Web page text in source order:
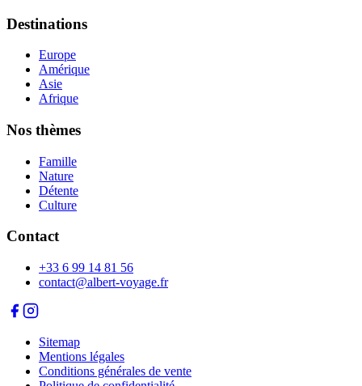
Destinations
Europe
Amérique
Asie
Afrique
Nos thèmes
Famille
Nature
Détente
Culture
Contact
+33 6 99 14 81 56
contact@albert-voyage.fr
Sitemap
Mentions légales
Conditions générales de vente